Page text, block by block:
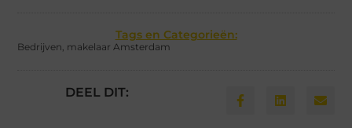
Tags en Categorieën:
Bedrijven, makelaar Amsterdam
DEEL DIT: